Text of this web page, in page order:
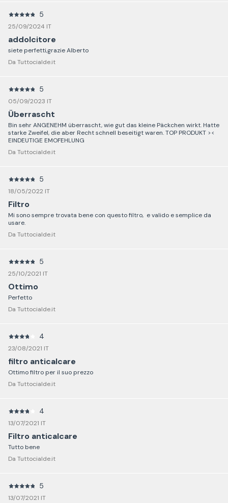
5
25/09/2024 IT
addolcitore
siete perfetti,grazie Alberto
Da Tuttocialde.it
5
05/09/2023 IT
Überrascht
Bin sehr ANGENEHM überrascht, wie gut das kleine Päckchen wirkt. Hatte
starke Zweifel, die aber Recht schnell beseitigt waren. TOP PRODUKT ><
EINDEUTIGE EMOFEHLUNG
Da Tuttocialde.it
5
18/05/2022 IT
Filtro
Mi sono sempre trovata bene con questo filtro, e valido e semplice da
usare.
Da Tuttocialde.it
5
25/10/2021 IT
Ottimo
Perfetto
Da Tuttocialde.it
4
23/08/2021 IT
filtro anticalcare
Ottimo filtro per il suo prezzo
Da Tuttocialde.it
4
13/07/2021 IT
Filtro anticalcare
Tutto bene
Da Tuttocialde.it
5
13/07/2021 IT